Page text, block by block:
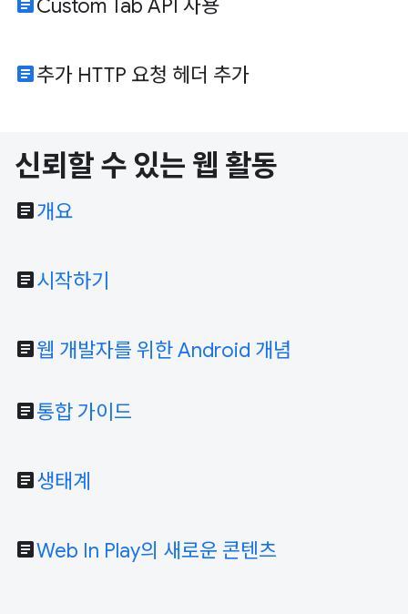
article Custom Tab API 사용
article추가 HTTP 요청 헤더 추가
신뢰할 수 있는 웹 활동
article개요
article시작하기
article웹 개발자를 위한 Android 개념
article통합 가이드
article생태계
articleWeb In Play의 새로운 콘텐츠